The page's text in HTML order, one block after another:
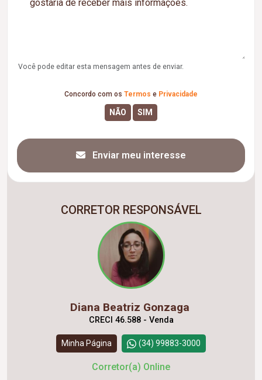
Você pode editar esta mensagem antes de enviar.
Concordo com os Termos e Privacidade
Enviar meu interesse
CORRETOR RESPONSÁVEL
Diana Beatriz Gonzaga
CRECI 46.588 - Venda
Minha Página (34) 99883-3000
Corretor(a) Online